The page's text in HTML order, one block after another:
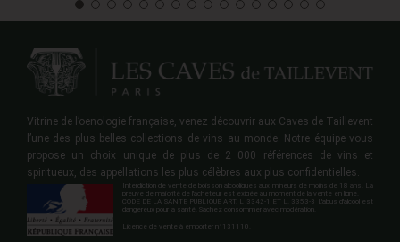
Vitrine de l’oenologie française, venez découvrir aux Caves de Taillevent
l’une des plus belles collections de vins au monde. Notre équipe vous
propose un choix unique de plus de 2 000 références de vins et
spiritueux, des appellations les plus célèbres aux plus confidentielles.
Interdiction de vente de boisson alcooliques aux mineurs de moins de 18 ans. La
preuve de majorité de l'acheteur est exigée au moment de la vente en ligne.
CODE DE LA SANTE PUBLIQUE ART. L 3342-1 ET L. 3353-3 L'abus d'alcool est
dangereux pour la santé. Sachez consommer avec modération.
Licence de vente à emporter n°131110.